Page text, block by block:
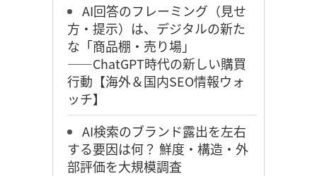
AI回答のフレーミング（見せ
方・提示）は、デジタルの新た
な「商品棚・売り場」
――ChatGPT時代の新しい購買
行動【海外＆国内SEO情報ウォ
ッチ】
AI検索のブランド露出を左右
する要因は何？ 鮮度・構造・外
部評価を大規模調査